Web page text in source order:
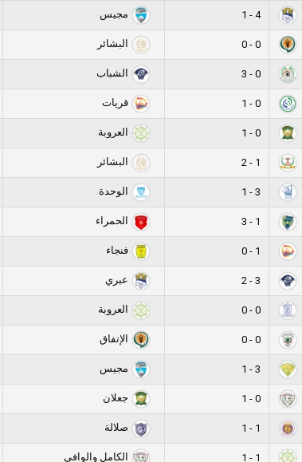
4 - 1 مجيس
0 - 0 البشائر
0 - 3 الشباب
0 - 1 قريات
0 - 1 العروبة
1 - 2 البشائر
3 - 1 الوحدة
1 - 3 الحمراء
1 - 0 فنجاء
3 - 2 عبري
0 - 0 العروبة
0 - 0 الإتفاق
3 - 1 مجيس
0 - 1 جعلان
1 - 1 صلالة
1 - 1 الكامل والوافي